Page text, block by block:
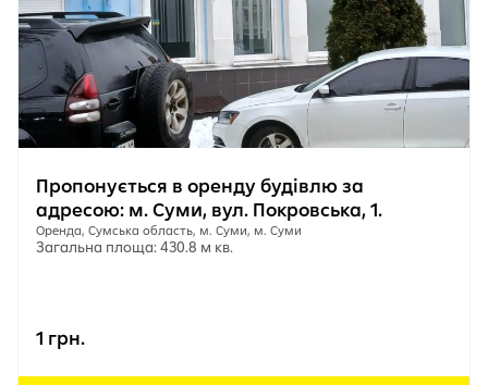
Пропонується в оренду будівлю за
адресою: м. Суми, вул. Покровська, 1.
Оренда, Сумська область, м. Суми, м. Суми
Загальна площа: 430.8 м кв.
1 грн.